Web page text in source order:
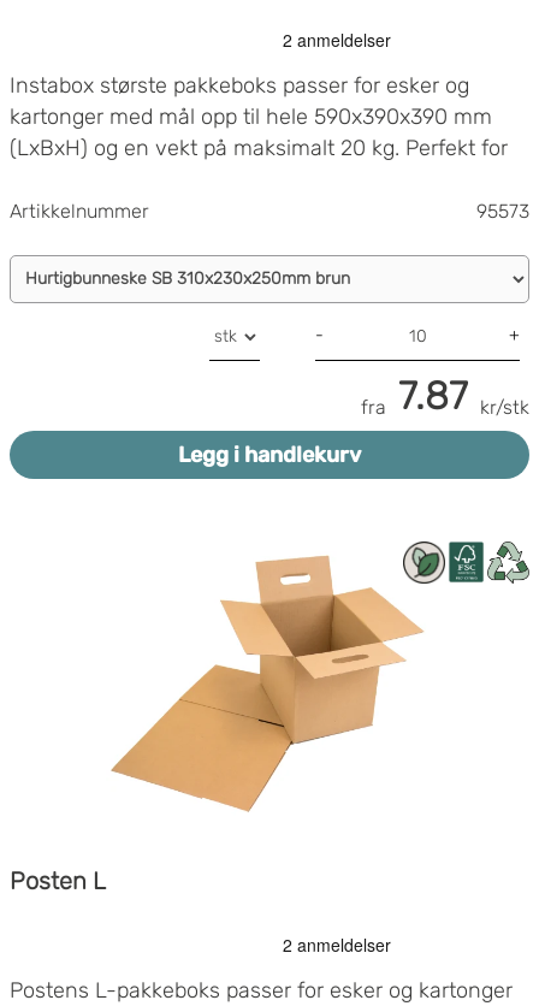
Instabox største pakkeboks passer for esker og
kartonger med mål opp til hele 590x390x390 mm
(LxBxH) og en vekt på maksimalt 20 kg. Perfekt for
Artikkelnummer 95573
- +
fra 7.87 kr/stk
Legg i handlekurv
Posten L
Postens L-pakkeboks passer for esker og kartonger